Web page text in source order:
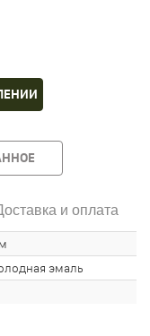
и оплата
эмаль